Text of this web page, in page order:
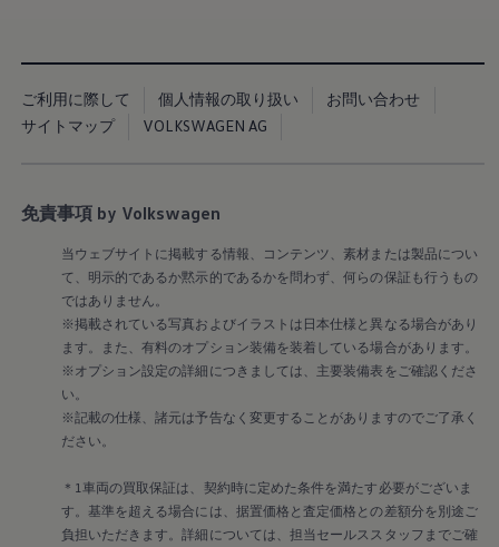
Match Maker 登録・ログイン
補助金・エコカー優遇制度
補助金・エコカー優遇制度
ID.4
ID. Buzz
アフターサービス
サービスと純正部品
フォルクスワーゲン純正部品のメリット
点検と車検
修理と点検
エンジンオイルおよびフルード類
ホイールとタイヤ
路上故障に関するサポート
アクセサリー
Lifestyle & goods
お客様情報
リサイクルへの取組み
警告灯とインジケーターランプ
ご利用に際して 個人情報の取り扱い
お問い合わせ
サイトマップ
VOLKSWAGEN AG
免責事項 by Volkswagen
当ウェブサイトに掲載する情報、コンテンツ、素材または製品につい
て、明示的であるか黙示的であるかを問わず、何らの保証も行うもの
ではありません。
※掲載されている写真およびイラストは日本仕様と異なる場合があり
ます。また、有料のオプション装備を装着している場合があります。
※オプション設定の詳細につきましては、主要装備表をご確認くださ
い。
※記載の仕様、諸元は予告なく変更することがありますのでご了承く
ださい。
＊1車両の買取保証は、契約時に定めた条件を満たす必要がございま
す。基準を超える場合には、据置価格と査定価格との差額分を別途ご
負担いただきます。詳細については、担当セールススタッフまでご確